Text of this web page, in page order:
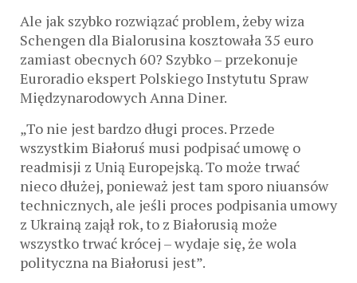
Ale jak szybko rozwiązać problem, żeby wiza
Schengen dla Bialorusina kosztowała 35 euro
zamiast obecnych 60? Szybko – przekonuje
Euroradio ekspert Polskiego Instytutu Spraw
Międzynarodowych Anna Diner.
„To nie jest bardzo długi proces. Przede
wszystkim Białoruś musi podpisać umowę o
readmisji z Unią Europejską. To może trwać
nieco dłużej, ponieważ jest tam sporo niuansów
technicznych, ale jeśli proces podpisania umowy
z Ukrainą zajął rok, to z Białorusią może
wszystko trwać krócej – wydaje się, że wola
polityczna na Białorusi jest”.